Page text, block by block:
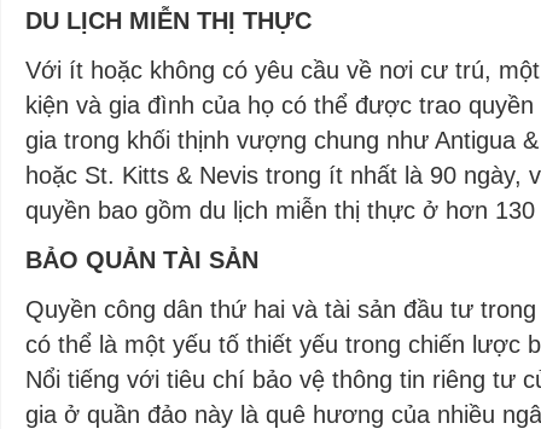
DU LỊCH MIỄN THỊ THỰC
Với ít hoặc không có yêu cầu về nơi cư trú,
kiện và gia đình của họ có thể được trao
gia trong khối thịnh vượng chung như Antigua
hoặc St. Kitts & Nevis trong ít nhất là 90 ngày,
quyền bao gồm du lịch miễn thị thực ở hơn 130
BẢO QUẢN TÀI SẢN
Quyền công dân thứ hai và tài sản đầu tư
có thể là một yếu tố thiết yếu trong chiến lược
Nổi tiếng với tiêu chí bảo vệ thông tin riêng tư
gia ở quần đảo này là quê hương của nhiều